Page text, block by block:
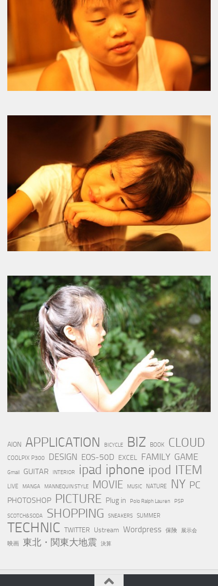
AION APPLICATION BICYCLE BIZ BOOK CLOUD
COOLPIX P300 DESIGN EOS-50D EXCEL FAMILY GAME
Gmail GUITAR INTERIOR ipad iphone ipod ITEM
LIVE MANGA MANNEQUIN STYLE MOVIE MUSIC NATURE NY PC
PHOTOSHOP PICTURE Plug in Polo Ralph Lauren PSP
SCOTCH&SODA SHOPPING SNEAKERS SUMMER
TECHNIC TWITTER Ustream Wordpress 保険 展示会
映画 東北・関東大地震 決算